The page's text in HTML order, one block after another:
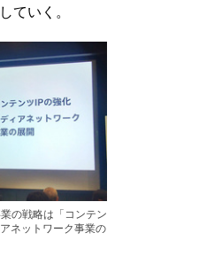
ていく。
の戦略は「コンテン
ネットワーク事業の